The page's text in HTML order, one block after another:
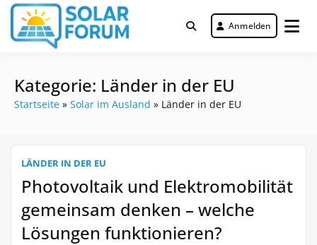
Zum
Inhalt
springen
Solar Forum
Deutschlandweit Nr. 1 Forum für
gewerbliche Solar Investments
Anmelden
Kategorie: Länder in der EU
Startseite » Solar im Ausland » Länder in der EU
LÄNDER IN DER EU
Photovoltaik und Elektromobilität
gemeinsam denken – welche
Lösungen funktionieren?